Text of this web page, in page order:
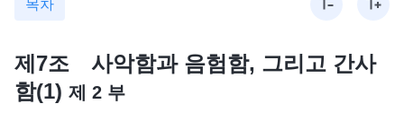
목차
제7조 사악함과 음험함, 그리고 간사
함(1) 제 2 부